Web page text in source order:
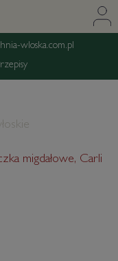
wloska.com.pl
migdałowe, Carli